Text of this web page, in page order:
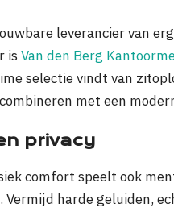
leverancier van
is Van den Berg
selectie vindt van
met een
privacy
comfort speelt ook
harde geluiden,